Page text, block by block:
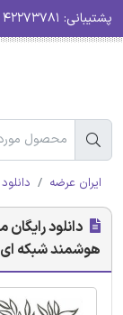
پشتیبانی:
ایران عرضه
دانلود
هوشمند شبکه ای